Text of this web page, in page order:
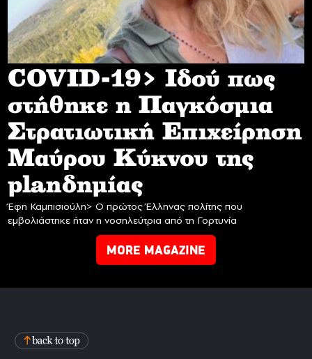
COVID-19> Iδού πως
στήθηκε η Παγκόσμια
Στρατιωτική Επιχείρηση
Mαύρου Κύκνου της
planδημίας
Έφη Καμπισιούλη> Ο πρώτος Έλληνας πολίτης που
εμβολιάστηκε ήταν η νοσηλεύτρια από τη Γορτυνία
MORE MAGAZINE